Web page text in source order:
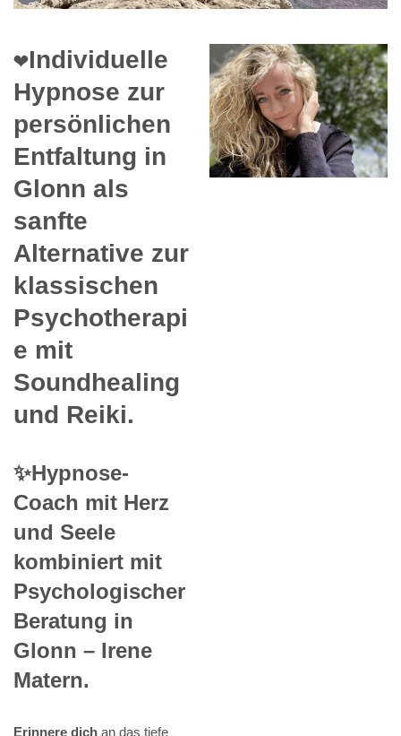
❤️Individuelle
Hypnose zur
persönlichen
Entfaltung in
Glonn als
sanfte
Alternative zur
klassischen
Psychotherapi
e mit
Soundhealing
und Reiki.
✨Hypnose-
Coach mit Herz
und Seele
kombiniert mit
Psychologischer
Beratung in
Glonn – Irene
Matern.
Erinnere dich an das tiefe